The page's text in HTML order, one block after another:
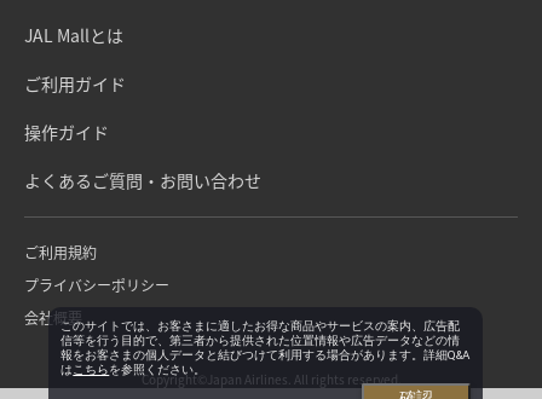
JAL Mallとは
ご利用ガイド
操作ガイド
よくあるご質問・お問い合わせ
ご利用規約
プライバシーポリシー
会社概要
Copyright©Japan Airlines. All rights reserved.
このサイトでは、お客さまに適したお得な商品やサービスの案内、広告配
信等を行う目的で、第三者から提供された位置情報や広告データなどの情
報をお客さまの個人データと結びつけて利用する場合があります。詳細Q&A
は こちらを参照ください。